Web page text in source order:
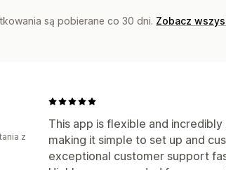
są pobierane co 30 dni. Zobacz
This app is flexible and
making it simple to set up and
exceptional customer support
z